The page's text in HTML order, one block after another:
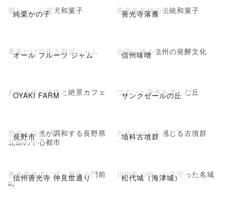
純栗かの子
栗たっぷり贅沢和菓子 善光寺落雁
善光寺名物の伝統和菓子
オール フルーツ ジャム
果実だけで作る贅沢ジャム 信州味噌
全国に誇る信州の発酵文化
OYAKI FARM
おやき作り体験と絶景カフェ サンクゼールの丘
ワインと景色を楽しむ丘
長野市
歴史と自然が調和する長野県
北部の中心都市
埴科古墳群
古代ロマンを感じる古墳群
信州善光寺 仲見世通り
善光寺参道に続く歴史の門前
町
松代城（海津城）
川中島の戦いを見守った名城